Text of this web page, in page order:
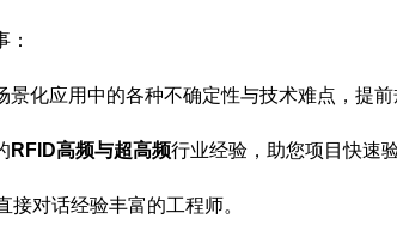
景化应用中的各种不确定性与技术难点，提
RFID高频与超高频行业经验，助您项目快速
接对话经验丰富的工程师。